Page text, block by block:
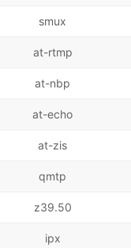
smux
at-rtmp
at-nbp
at-echo
at-zis
qmtp
z39.50
ipx